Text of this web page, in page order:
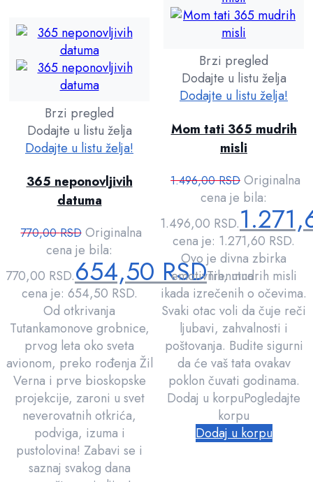
Brzi pregled
Dodajte u listu želja
Dodajte u listu želja!
365 neponovljivih
datuma
770,00RSD Originalna
cena je bila:
770,00 RSD.654,50RSDTrenutna
cena je: 654,50 RSD.
Od otkrivanja
Tutankamonove grobnice,
prvog leta oko sveta
avionom, preko rođenja Žil
Verna i prve bioskopske
projekcije, zaroni u svet
neverovatnih otkrića,
podviga, izuma i
pustolovina! Zabavi se i
saznaj svakog dana
Brzi pregled
Dodajte u listu želja
Dodajte u listu želja!
Mom tati 365 mudrih
misli
1.496,00RSD Originalna
cena je bila:
1.496,00 RSD.
cena je: 1.271,60 RSD.
Ovo je divna zbirka
emotivnih, mudrih misli
ikada izrečenih o očevima.
Svaki otac voli da čuje reči
ljubavi, zahvalnosti i
poštovanja. Budite sigurni
da će vaš tata ovakav
poklon čuvati godinama.
Dodaj u korpuPogledajte
korpu
Dodaj u korpu